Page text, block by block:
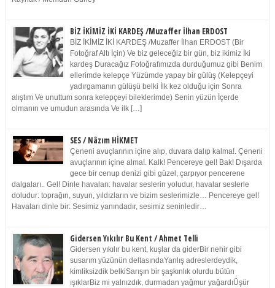
BİZ İKİMİZ İKİ KARDEŞ /Muzaffer İlhan ERDOST
BİZ İKİMİZ İKİ KARDEŞ /Muzaffer İlhan ERDOST (Bir
Fotoğraf Altı İçin) Ve biz geleceğiz bir gün, biz ikimiz İki
kardeş Duracağız Fotoğrafımızda durduğumuz gibi Benim
ellerimde kelepçe Yüzümde yapay bir gülüş (Kelepçeyi
yadırgamanın gülüşü belki İlk kez olduğu için Sonra
alıştım Ve unuttum sonra kelepçeyi bileklerimde) Senin yüzün İçerde
olmanın ve umudun arasında Ve ilk […]
SES / Nâzım HİKMET
Çeneni avuçlarının içine alıp, duvara dalıp kalma!. Çeneni
avuçlarının içine alma!. Kalk! Pencereye gel! Bak! Dışarda
gece bir cenup denizi gibi güzel, çarpıyor pencerene
dalgaları.. Gel! Dinle havaları: havalar seslerin yoludur, havalar seslerle
doludur: toprağın, suyun, yıldızların ve bizim seslerimizle… Pencereye gel!
Havaları dinle bir: Sesimiz yanındadır, sesimiz seninledir…
Gidersen Yıkılır Bu Kent / Ahmet Telli
Gidersen yıkılır bu kent, kuşlar da giderBir nehir gibi
susarım yüzünün deltasındaYanlış adreslerdeydik,
kimliksizdik belkiSarışın bir şaşkınlık olurdu bütün
ışıklarBiz mi yalnızdık, durmadan yağmur yağardıÜşür